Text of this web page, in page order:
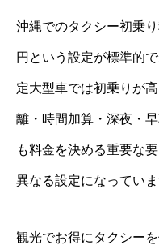
沖縄でのタクシー初乗
円という設定が標準的
定大型車では初乗りが
離・時間加算・深夜・
も料金を決める重要な
異なる設定になってい
観光でお得にタクシー